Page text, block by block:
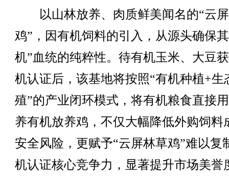
以山林放养、肉质鲜美闻名的“云
鸡”，因有机饲料的引入，从源头确保
机”血统的纯粹性。待有机玉米、大豆
机认证后，该基地将按照“有机种植+生
殖”的产业闭环模式，将有机粮食直接
养有机放养鸡，不仅大幅降低外购饲料
安全风险，更赋予“云屏林草鸡”难以复
机认证核心竞争力，显著提升市场美誉